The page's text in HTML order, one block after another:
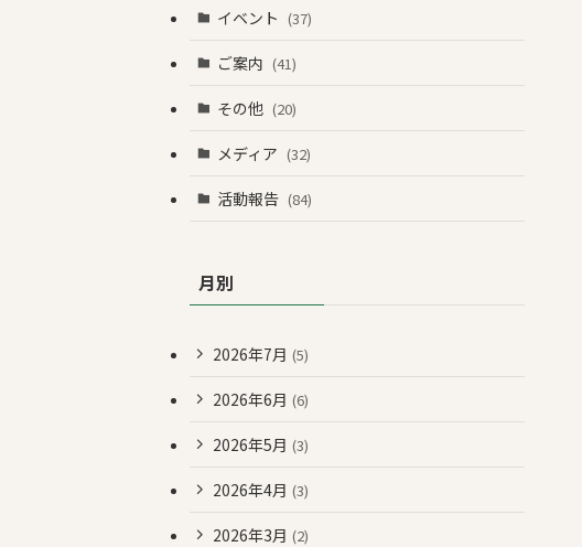
イベント (37)
ご案内 (41)
その他 (20)
メディア (32)
活動報告 (84)
月別
2026年7月 (5)
2026年6月 (6)
2026年5月 (3)
2026年4月 (3)
2026年3月 (2)